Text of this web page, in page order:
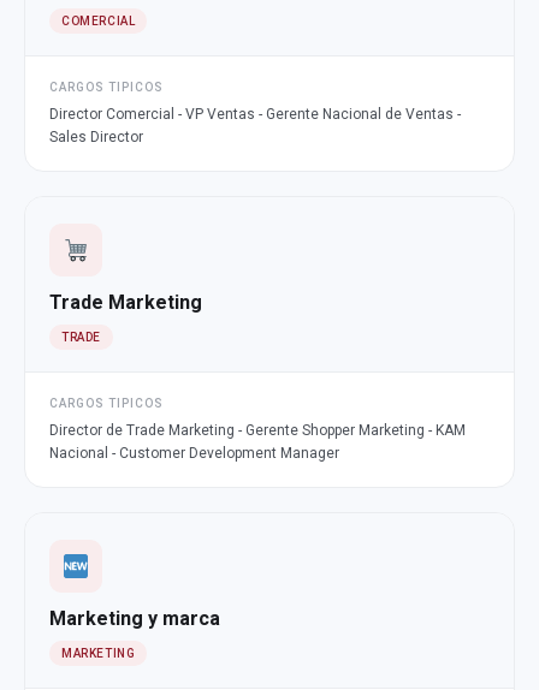
COMERCIAL
CARGOS TIPICOS
Director Comercial - VP Ventas - Gerente Nacional de Ventas -
Sales Director
Trade Marketing
TRADE
CARGOS TIPICOS
Director de Trade Marketing - Gerente Shopper Marketing - KAM
Nacional - Customer Development Manager
Marketing y marca
MARKETING